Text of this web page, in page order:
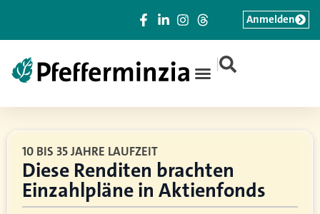
|
Anmelden
10 BIS 35 JAHRE LAUFZEIT
Diese Renditen brachten
Einzahlpläne in Aktienfonds